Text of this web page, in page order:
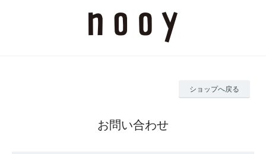
ショップへ戻る
お問い合わせ